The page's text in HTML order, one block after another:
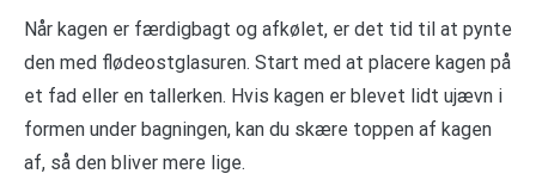
Når kagen er færdigbagt og afkølet, er det tid til at pynte
den med flødeostglasuren. Start med at placere kagen på
et fad eller en tallerken. Hvis kagen er blevet lidt ujævn i
formen under bagningen, kan du skære toppen af kagen
af, så den bliver mere lige.